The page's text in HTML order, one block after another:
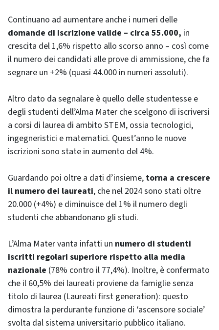
Continuano ad aumentare anche i numeri delle
domande di iscrizione valide – circa 55.000, in
crescita del 1,6% rispetto allo scorso anno – così come
il numero dei candidati alle prove di ammissione, che fa
segnare un +2% (quasi 44.000 in numeri assoluti).
Altro dato da segnalare è quello delle studentesse e
degli studenti dell’Alma Mater che scelgono di iscriversi
a corsi di laurea di ambito STEM, ossia tecnologici,
ingegneristici e matematici. Quest’anno le nuove
iscrizioni sono state in aumento del 4%.
Guardando poi oltre a dati d’insieme, torna a crescere
il numero dei laureati, che nel 2024 sono stati oltre
20.000 (+4%) e diminuisce del 1% il numero degli
studenti che abbandonano gli studi.
L’Alma Mater vanta infatti un numero di studenti
iscritti regolari superiore rispetto alla media
nazionale (78% contro il 77,4%). Inoltre, è confermato
che il 60,5% dei laureati proviene da famiglie senza
titolo di laurea (Laureati first generation): questo
dimostra la perdurante funzione di ‘ascensore sociale’
svolta dal sistema universitario pubblico italiano.